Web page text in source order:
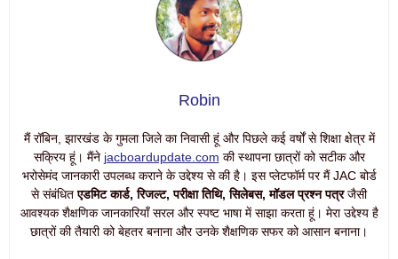
Robin
मैं रॉबिन, झारखंड के गुमला जिले का निवासी हूं और पिछले कई वर्षों से शिक्षा क्षेत्र में
सक्रिय हूं। मैंने jacboardupdate.com की स्थापना छात्रों को सटीक और
भरोसेमंद जानकारी उपलब्ध कराने के उद्देश्य से की है। इस प्लेटफॉर्म पर मैं JAC बोर्ड
से संबंधितएडमिट कार्ड, रिजल्ट, परीक्षा तिथि, सिलेबस, मॉडल प्रश्न पत्रजैसी
आवश्यक शैक्षणिक जानकारियाँ सरल और स्पष्ट भाषा में साझा करता हूं। मेरा उद्देश्य है
छात्रों की तैयारी को बेहतर बनाना और उनके शैक्षणिक सफर को आसान बनाना।